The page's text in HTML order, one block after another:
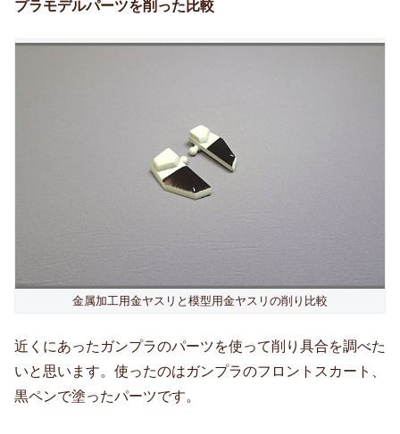
プラモデルパーツを削った比較
金属加工用金ヤスリと模型用金ヤスリの削り比較
近くにあったガンプラのパーツを使って削り具合を調べた
いと思います。使ったのはガンプラのフロントスカート、
黒ペンで塗ったパーツです。